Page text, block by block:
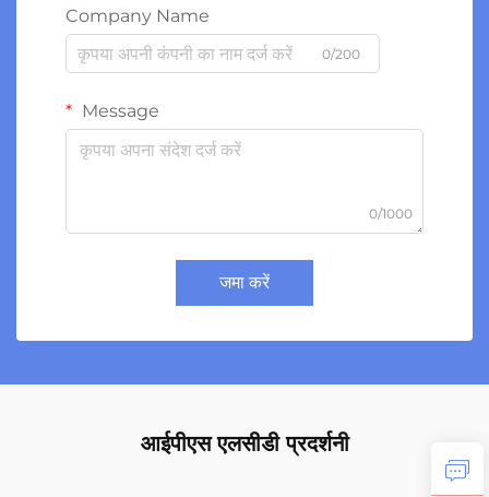
Company Name
0/200
Message
0/1000
जमा करें
आईपीएस एलसीडी प्रदर्शनी